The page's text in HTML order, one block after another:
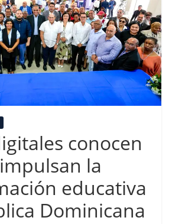
conocen
la
educativa
Dominicana